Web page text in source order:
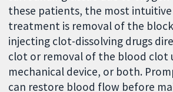
these patients, the most
treatment is removal of the
injecting clot-dissolving drugs
clot or removal of the blood clot
mechanical device, or both.
can restore blood flow before